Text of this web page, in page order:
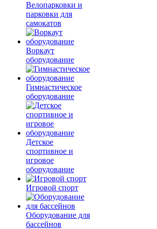
Велопарковки и
парковки для
самокатов
Воркаут
оборудование
Гимнастическое
оборудование
Детское
спортивное и
игровое
оборудование
Игровой спорт
Оборудование для
бассейнов